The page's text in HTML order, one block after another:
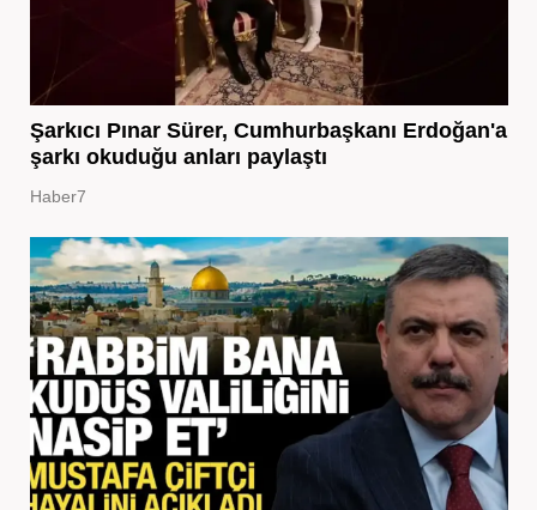
Şarkıcı Pınar Sürer, Cumhurbaşkanı Erdoğan'a
şarkı okuduğu anları paylaştı
Haber7